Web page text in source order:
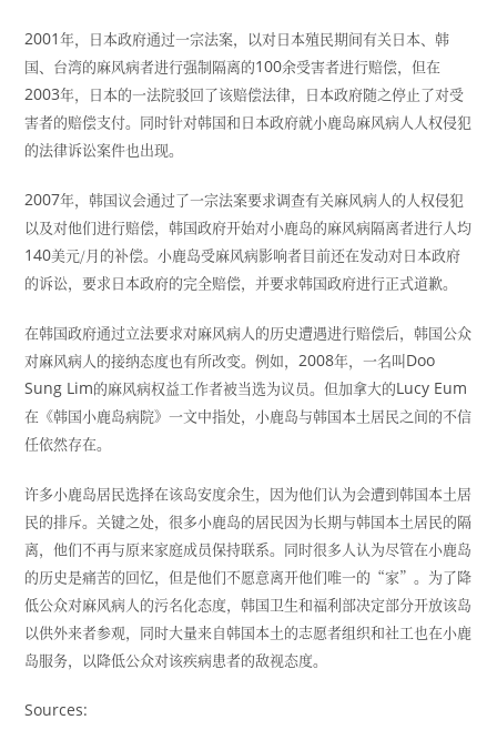
2001年，日本政府通过一宗法案，以对日本殖民期间有关日本、韩
国、台湾的麻风病者进行强制隔离的100余受害者进行赔偿，但在
2003年，日本的一法院驳回了该赔偿法律，日本政府随之停止了对受
害者的赔偿支付。同时针对韩国和日本政府就小鹿岛麻风病人人权侵犯
的法律诉讼案件也出现。
2007年，韩国议会通过了一宗法案要求调查有关麻风病人的人权侵犯
以及对他们进行赔偿，韩国政府开始对小鹿岛的麻风病隔离者进行人均
140美元/月的补偿。小鹿岛受麻风病影响者目前还在发动对日本政府
的诉讼，要求日本政府的完全赔偿，并要求韩国政府进行正式道歉。
在韩国政府通过立法要求对麻风病人的历史遭遇进行赔偿后，韩国公众
对麻风病人的接纳态度也有所改变。例如， 2008年，一名叫Doo
Sung Lim的麻风病权益工作者被当选为议员。但加拿大的Lucy Eum
在《韩国小鹿岛病院》一文中指处，小鹿岛与韩国本土居民之间的不信
任依然存在。
许多小鹿岛居民选择在该岛安度余生，因为他们认为会遭到韩国本土居
民的排斥。关键之处，很多小鹿岛的居民因为长期与韩国本土居民的隔
离，他们不再与原来家庭成员保持联系。同时很多人认为尽管在小鹿岛
的历史是痛苦的回忆，但是他们不愿意离开他们唯一的“家”。为了降
低公众对麻风病人的污名化态度，韩国卫生和福利部决定部分开放该岛
以供外来者参观，同时大量来自韩国本土的志愿者组织和社工也在小鹿
岛服务，以降低公众对该疾病患者的敌视态度。
Sources: